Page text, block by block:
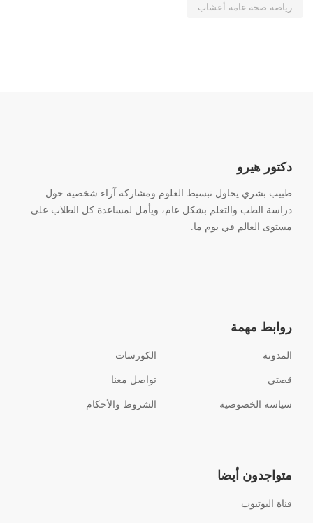
رياضة-صحة عامة-أعشاب
دكتور هيرو
طبيب بشري يحاول تبسيط العلوم ومشاركة آراء شخصية حول
دراسة الطب والتعلم بشكل عام، ويأمل لمساعدة كل الطلاب على
مستوى العالم في يوم ما.
روابط مهمة
المدونة الكورسات
قصتي تواصل معنا
سياسة الخصوصية الشروط والأحكام
متواجدون أيضا
قناة اليوتيوب